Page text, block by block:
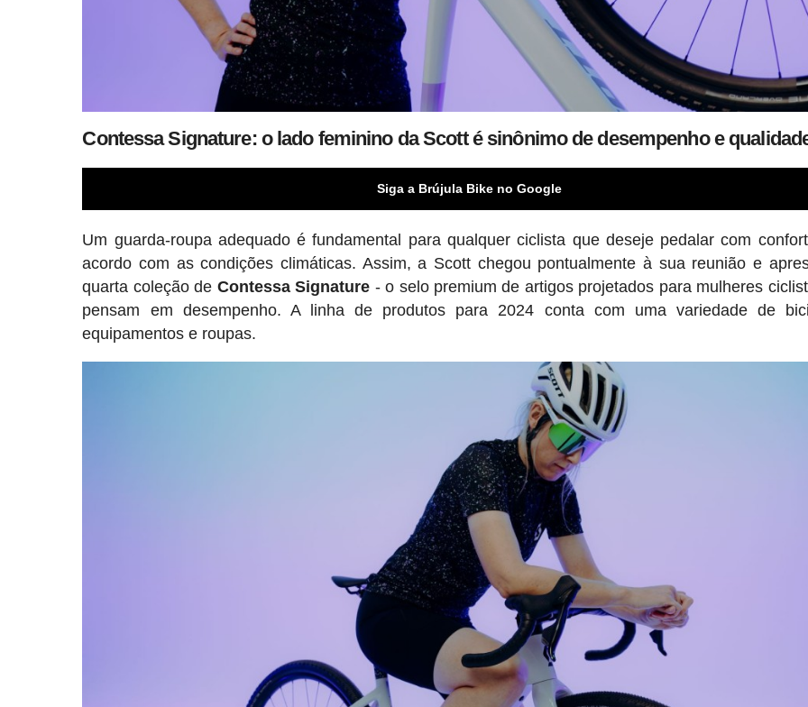
Contessa Signature: o lado feminino da Scott é sinônimo de desempenho e
Siga a Brújula Bike no Google
Um guarda-roupa adequado é fundamental para qualquer ciclista que deseje pedalar com
acordo com as condições climáticas. Assim, a Scott chegou pontualmente à sua reunião e
quarta coleção de Contessa Signature - o selo premium de artigos projetados para mulheres
pensam em desempenho. A linha de produtos para 2024 conta com uma variedade de
equipamentos e roupas.